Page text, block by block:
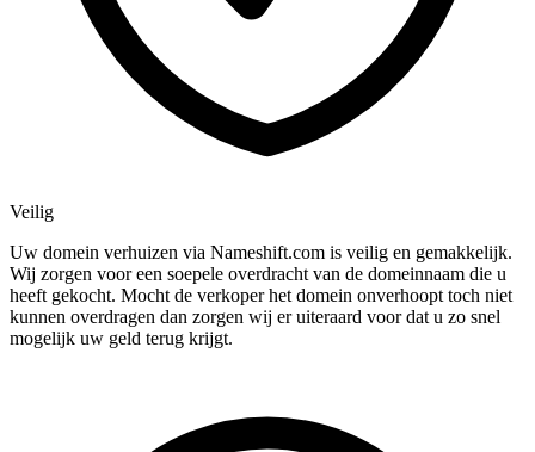
Veilig
Uw domein verhuizen via Nameshift.com is veilig en gemakkelijk.
Wij zorgen voor een soepele overdracht van de domeinnaam die u
heeft gekocht. Mocht de verkoper het domein onverhoopt toch niet
kunnen overdragen dan zorgen wij er uiteraard voor dat u zo snel
mogelijk uw geld terug krijgt.